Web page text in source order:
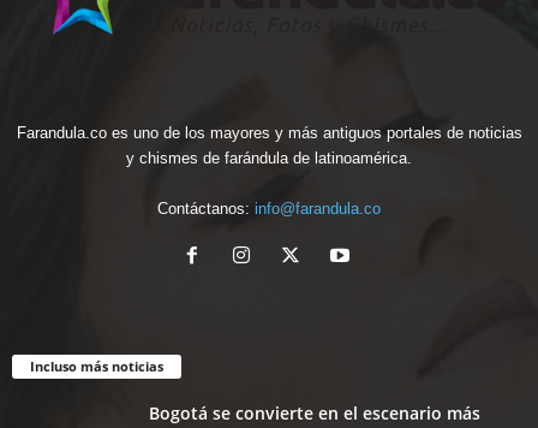
Farandula.co es uno de los mayores y más antiguos portales de noticias
y chismes de farándula de latinoamérica.
Contáctanos: info@farandula.co
Incluso más noticias
Bogotá se convierte en el escenario más